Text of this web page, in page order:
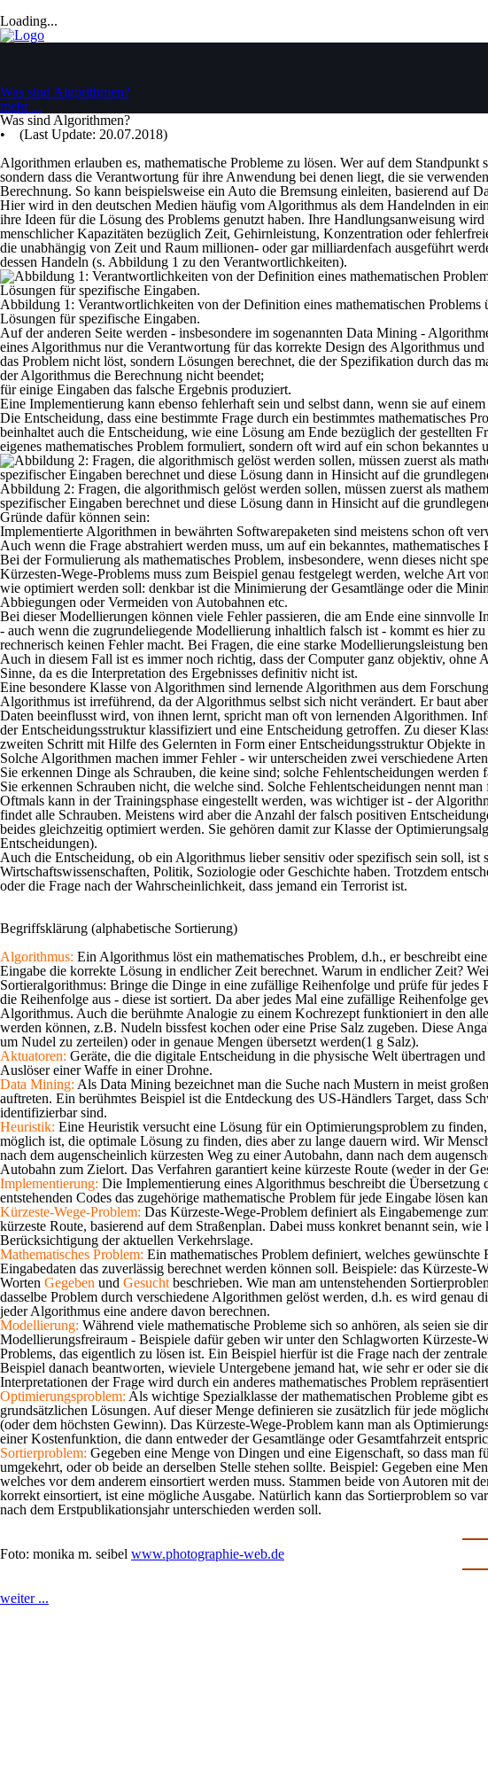
Loading...
Was sind Algorithmen?
mehr ...
Was sind Algorithmen?
• (Last Update: 20.07.2018)
Algorithmen erlauben es, mathematische Probleme zu lösen. Wer auf dem
sondern dass die Verantwortung für ihre Anwendung bei denen liegt, die sie
Berechnung. So kann beispielsweise ein Auto die Bremsung einleiten, basierend auf
Hier wird in den deutschen Medien häufig vom Algorithmus als dem Handelnden in
ihre Ideen für die Lösung des Problems genutzt haben. Ihre Handlungsanweisung
menschlicher Kapazitäten bezüglich Zeit, Gehirnleistung, Konzentration oder
die unabhängig von Zeit und Raum millionen- oder gar milliardenfach ausgeführt
dessen Handeln (s. Abbildung 1 zu den Verantwortlichkeiten).
Abbildung 1: Verantwortlichkeiten von der Definition eines mathematischen
Lösungen für spezifische Eingaben.
Auf der anderen Seite werden - insbesondere im sogenannten Data Mining -
eines Algorithmus nur die Verantwortung für das korrekte Design des Algorithmus
das Problem nicht löst, sondern Lösungen berechnet, die der Spezifikation durch das
der Algorithmus die Berechnung nicht beendet;
für einige Eingaben das falsche Ergebnis produziert.
Eine Implementierung kann ebenso fehlerhaft sein und selbst dann, wenn sie auf
Die Entscheidung, dass eine bestimmte Frage durch ein bestimmtes mathematisches
beinhaltet auch die Entscheidung, wie eine Lösung am Ende bezüglich der gestellten
eigenes mathematisches Problem formuliert, sondern oft wird auf ein schon bekanntes
Abbildung 2: Fragen, die algorithmisch gelöst werden sollen, müssen zuerst als
spezifischer Eingaben berechnet und diese Lösung dann in Hinsicht auf die
Gründe dafür können sein:
Implementierte Algorithmen in bewährten Softwarepaketen sind meistens schon oft
Auch wenn die Frage abstrahiert werden muss, um auf ein bekanntes,
Bei der Formulierung als mathematisches Problem, insbesondere, wenn dieses nicht
Kürzesten-Wege-Problems muss zum Beispiel genau festgelegt werden, welche Art
wie optimiert werden soll: denkbar ist die Minimierung der Gesamtlänge oder die
Abbiegungen oder Vermeiden von Autobahnen etc.
Bei dieser Modellierungen können viele Fehler passieren, die am Ende eine sinnvolle
- auch wenn die zugrundeliegende Modellierung inhaltlich falsch ist - kommt es hier
rechnerisch keinen Fehler macht. Bei Fragen, die eine starke Modellierungsleistung
Auch in diesem Fall ist es immer noch richtig, dass der Computer ganz objektiv,
Sinne, da es die Interpretation des Ergebnisses definitiv nicht ist.
Eine besondere Klasse von Algorithmen sind lernende Algorithmen aus dem
Algorithmus ist irreführend, da der Algorithmus selbst sich nicht verändert. Er baut
Daten beeinflusst wird, von ihnen lernt, spricht man oft von lernenden Algorithmen.
der Entscheidungsstruktur klassifiziert und eine Entscheidung getroffen. Zu dieser
zweiten Schritt mit Hilfe des Gelernten in Form einer Entscheidungsstruktur Objekte
Solche Algorithmen machen immer Fehler - wir unterscheiden zwei verschiedene
Sie erkennen Dinge als Schrauben, die keine sind; solche Fehlentscheidungen werden
Sie erkennen Schrauben nicht, die welche sind. Solche Fehlentscheidungen nennt man
Oftmals kann in der Trainingsphase eingestellt werden, was wichtiger ist - der
findet alle Schrauben. Meistens wird aber die Anzahl der falsch positiven
beides gleichzeitig optimiert werden. Sie gehören damit zur Klasse der
Entscheidungen).
Auch die Entscheidung, ob ein Algorithmus lieber sensitiv oder spezifisch sein soll,
Wirtschaftswissenschaften, Politik, Soziologie oder Geschichte haben. Trotzdem
oder die Frage nach der Wahrscheinlichkeit, dass jemand ein Terrorist ist.
Begriffsklärung (alphabetische Sortierung)
Algorithmus: Ein Algorithmus löst ein mathematisches Problem, d.h., er beschreibt
Eingabe die korrekte Lösung in endlicher Zeit berechnet. Warum in endlicher Zeit?
Sortieralgorithmus: Bringe die Dinge in eine zufällige Reihenfolge und prüfe für
die Reihenfolge aus - diese ist sortiert. Da aber jedes Mal eine zufällige Reihenfolge
Algorithmus. Auch die berühmte Analogie zu einem Kochrezept funktioniert in den
werden können, z.B. Nudeln bissfest kochen oder eine Prise Salz zugeben. Diese
um Nudel zu zerteilen) oder in genaue Mengen übersetzt werden(1 g Salz).
Aktuatoren: Geräte, die die digitale Entscheidung in die physische Welt übertragen
Auslöser einer Waffe in einer Drohne.
Data Mining: Als Data Mining bezeichnet man die Suche nach Mustern in meist
auftreten. Ein berühmtes Beispiel ist die Entdeckung des US-Händlers Target, dass
identifizierbar sind.
Heuristik: Eine Heuristik versucht eine Lösung für ein Optimierungsproblem zu
möglich ist, die optimale Lösung zu finden, dies aber zu lange dauern wird. Wir
nach dem augenscheinlich kürzesten Weg zu einer Autobahn, dann nach dem
Autobahn zum Zielort. Das Verfahren garantiert keine kürzeste Route (weder in der
Implementierung: Die Implementierung eines Algorithmus beschreibt die Übersetzung
entstehenden Codes das zugehörige mathematische Problem für jede Eingabe lösen
Kürzeste-Wege-Problem: Das Kürzeste-Wege-Problem definiert als Eingabemenge
kürzeste Route, basierend auf dem Straßenplan. Dabei muss konkret benannt sein,
Berücksichtigung der aktuellen Verkehrslage.
Mathematisches Problem: Ein mathematisches Problem definiert, welches
Eingabedaten das zuverlässig berechnet werden können soll. Beispiele: das
Worten Gegeben und Gesucht beschrieben. Wie man am untenstehenden
dasselbe Problem durch verschiedene Algorithmen gelöst werden, d.h. es wird
jeder Algorithmus eine andere davon berechnen.
Modellierung: Während viele mathematische Probleme sich so anhören, als seien sie
Modellierungsfreiraum - Beispiele dafür geben wir unter den Schlagworten Kürzeste-
Problems, das eigentlich zu lösen ist. Ein Beispiel hierfür ist die Frage nach der
Beispiel danach beantworten, wieviele Untergebene jemand hat, wie sehr er oder sie
Interpretationen der Frage wird durch ein anderes mathematisches Problem
Optimierungsproblem: Als wichtige Spezialklasse der mathematischen Probleme gibt
grundsätzlichen Lösungen. Auf dieser Menge definieren sie zusätzlich für jede
(oder dem höchsten Gewinn). Das Kürzeste-Wege-Problem kann man als
einer Kostenfunktion, die dann entweder der Gesamtlänge oder Gesamtfahrzeit
Sortierproblem: Gegeben eine Menge von Dingen und eine Eigenschaft, so dass man
umgekehrt, oder ob beide an derselben Stelle stehen sollte. Beispiel: Gegeben eine
welches vor dem anderem einsortiert werden muss. Stammen beide von Autoren mit
korrekt einsortiert, ist eine mögliche Ausgabe. Natürlich kann das Sortierproblem so
nach dem Erstpublikationsjahr unterschieden werden soll.
Foto: monika m. seibel www.photographie-web.de
weiter ...